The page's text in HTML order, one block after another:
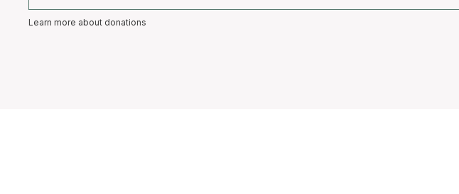
Learn more about donations